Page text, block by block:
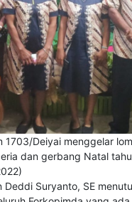
1703/Deiyai menggelar
dan gerbang Natal
Suryanto, SE